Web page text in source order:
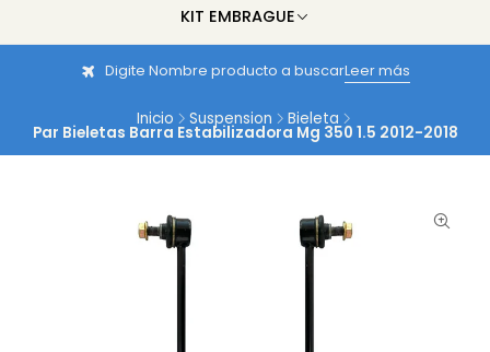
KIT EMBRAGUE
Digite Nombre producto a buscarLeer más
Inicio Suspension Bieleta
Par Bieletas Barra Estabilizadora Mg 350 1.5 2012-2018